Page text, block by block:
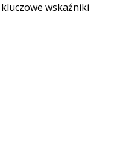
wskaźniki